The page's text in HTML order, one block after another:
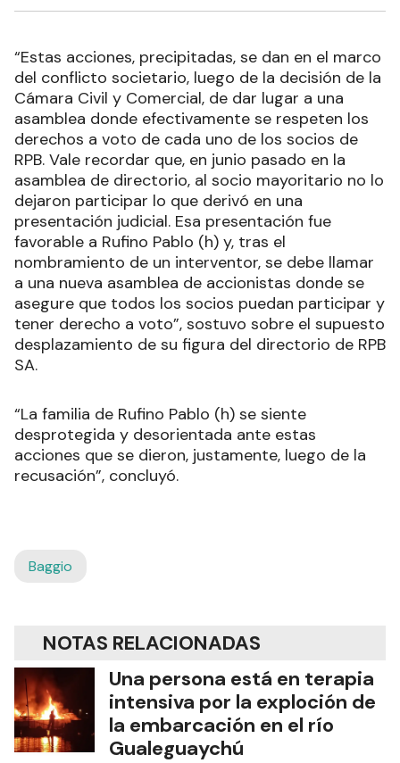
“Estas acciones, precipitadas, se dan en el marco
del conflicto societario, luego de la decisión de la
Cámara Civil y Comercial, de dar lugar a una
asamblea donde efectivamente se respeten los
derechos a voto de cada uno de los socios de
RPB. Vale recordar que, en junio pasado en la
asamblea de directorio, al socio mayoritario no lo
dejaron participar lo que derivó en una
presentación judicial. Esa presentación fue
favorable a Rufino Pablo (h) y, tras el
nombramiento de un interventor, se debe llamar
a una nueva asamblea de accionistas donde se
asegure que todos los socios puedan participar y
tener derecho a voto”, sostuvo sobre el supuesto
desplazamiento de su figura del directorio de RPB
SA.
“La familia de Rufino Pablo (h) se siente
desprotegida y desorientada ante estas
acciones que se dieron, justamente, luego de la
recusación”, concluyó.
Baggio
NOTAS RELACIONADAS
Una persona está en terapia
intensiva por la exploción de
la embarcación en el río
Gualeguaychú